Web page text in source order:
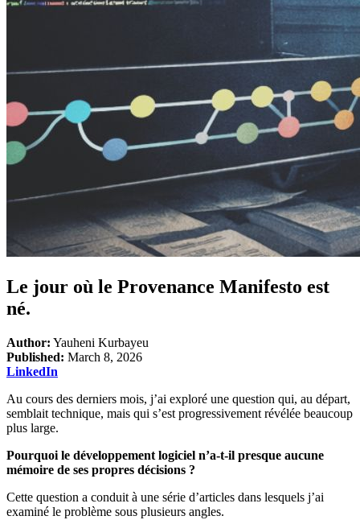
Le jour où le Provenance Manifesto est
né.
Author: Yauheni Kurbayeu
Published: March 8, 2026
LinkedIn
Au cours des derniers mois, j’ai exploré une question qui, au départ,
semblait technique, mais qui s’est progressivement révélée beaucoup
plus large.
Pourquoi le développement logiciel n’a-t-il presque aucune
mémoire de ses propres décisions ?
Cette question a conduit à une série d’articles dans lesquels j’ai
examiné le problème sous plusieurs angles.